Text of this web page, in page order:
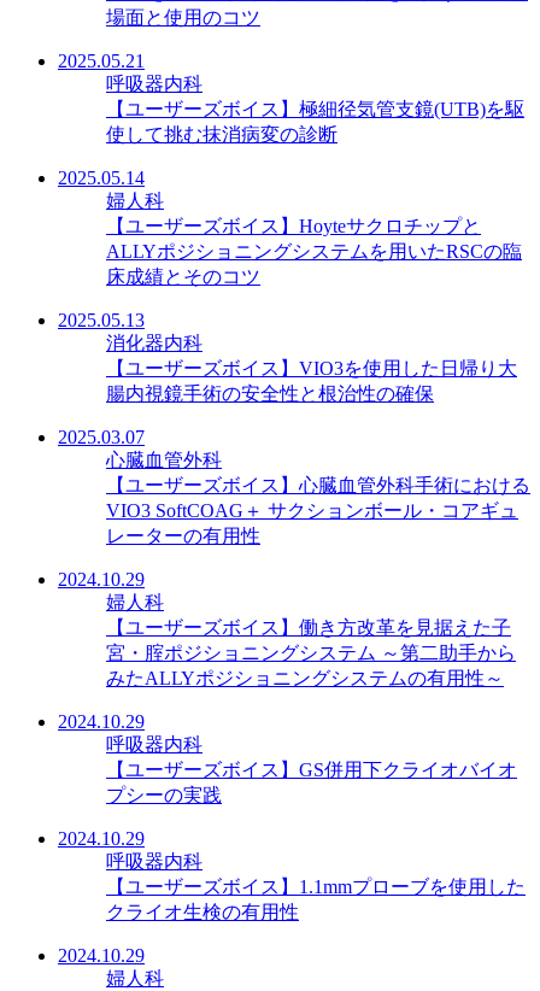
場面と使用のコツ
2025.05.21
呼吸器内科
【ユーザーズボイス】極細径気管支鏡(UTB)を駆
使して挑む抹消病変の診断
2025.05.14
婦人科
【ユーザーズボイス】Hoyteサクロチップと
ALLYポジショニングシステムを用いたRSCの臨
床成績とそのコツ
2025.05.13
消化器内科
【ユーザーズボイス】VIO3を使用した日帰り大
腸内視鏡手術の安全性と根治性の確保
2025.03.07
心臓血管外科
【ユーザーズボイス】心臓血管外科手術における
VIO3 SoftCOAG＋ サクションボール・コアギュ
レーターの有用性
2024.10.29
婦人科
【ユーザーズボイス】働き方改革を見据えた子
宮・腟ポジショニングシステム ～第二助手から
みたALLYポジショニングシステムの有用性～
2024.10.29
呼吸器内科
【ユーザーズボイス】GS併用下クライオバイオ
プシーの実践
2024.10.29
呼吸器内科
【ユーザーズボイス】1.1mmプローブを使用した
クライオ生検の有用性
2024.10.29
婦人科